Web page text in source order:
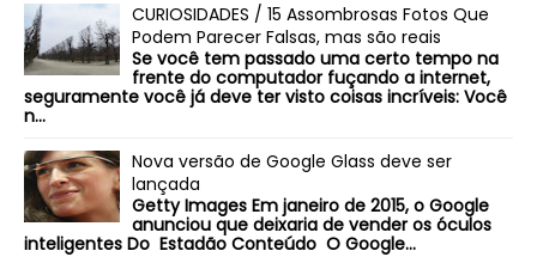
CURIOSIDADES / 15 Assombrosas Fotos Que
Podem Parecer Falsas, mas são reais
Se você tem passado uma certo tempo na
frente do computador fuçando a internet,
seguramente você já deve ter visto coisas incríveis: Você
n...
Nova versão de Google Glass deve ser
lançada
Getty Images Em janeiro de 2015, o Google
anunciou que deixaria de vender os óculos
inteligentes Do Estadão Conteúdo O Google...